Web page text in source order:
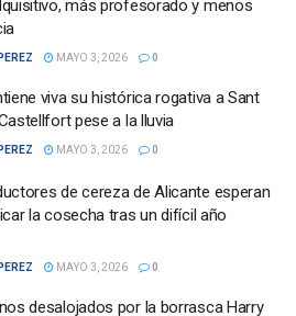
más profesorado y menos
MAYO 3, 2026 0
viva su histórica rogativa a Sant
pese a la lluvia
MAYO 3, 2026 0
de cereza de Alicante esperan
la cosecha tras un difícil año
MAYO 3, 2026 0
desalojados por la borrasca Harry